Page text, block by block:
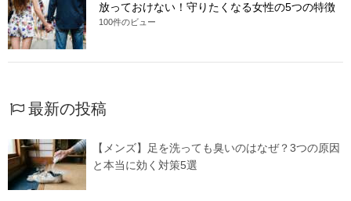
放っておけない！守りたくなる女性の5つの特徴
100件のビュー
最新の投稿
【メンズ】足を洗っても臭いのはなぜ？3つの原因
と本当に効く対策5選